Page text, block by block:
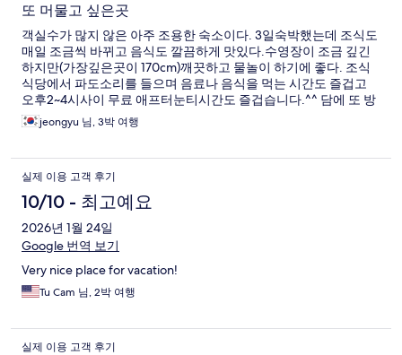
또 머물고 싶은곳
객실수가 많지 않은 아주 조용한 숙소이다. 3일숙박했는데 조식도
매일 조금씩 바뀌고 음식도 깔끔하게 맛있다.수영장이 조금 깊긴
하지만(가장깊은곳이 170cm)깨끗하고 물놀이 하기에 좋다. 조식
식당에서 파도소리를 들으며 음료나 음식을 먹는 시간도 즐겁고
오후2~4시사이 무료 애프터눈티시간도 즐겁습니다.^^ 담에 또 방
문하고 싶어요.
jeongyu 님, 3박 여행
실제 이용 고객 후기
10/10 - 최고예요
2026년 1월 24일
Google 번역 보기
Very nice place for vacation!
Tu Cam 님, 2박 여행
실제 이용 고객 후기